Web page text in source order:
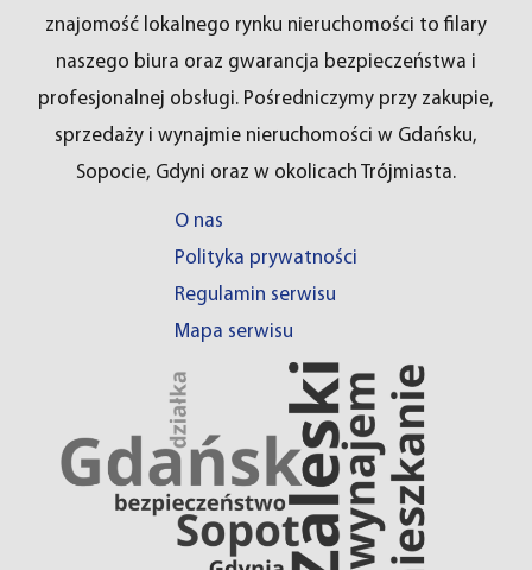
znajomość lokalnego rynku nieruchomości to filary
naszego biura oraz gwarancja bezpieczeństwa i
profesjonalnej obsługi. Pośredniczymy przy zakupie,
sprzedaży i wynajmie nieruchomości w Gdańsku,
Sopocie, Gdyni oraz w okolicach Trójmiasta.
O nas
Polityka prywatności
Regulamin serwisu
Mapa serwisu